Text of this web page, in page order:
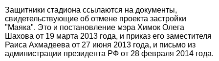
Защитники стадиона ссылаются на документы,
свидетельствующие об отмене проекта застройки
"Маяка". Это и постановление мэра Химок Олега
Шахова от 19 марта 2013 года, и приказ его заместителя
Раиса Ахмадеева от 27 июня 2013 года, и письмо из
администрации президента РФ от 28 февраля 2014 года.